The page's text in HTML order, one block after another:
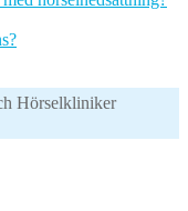
Hörselkliniker